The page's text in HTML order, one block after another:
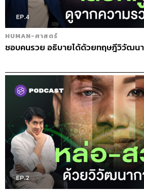
HUMAN-ศาสตร์
ชอบคนรวย อธิบายได้ด้วยทฤษฎีวิวัฒน